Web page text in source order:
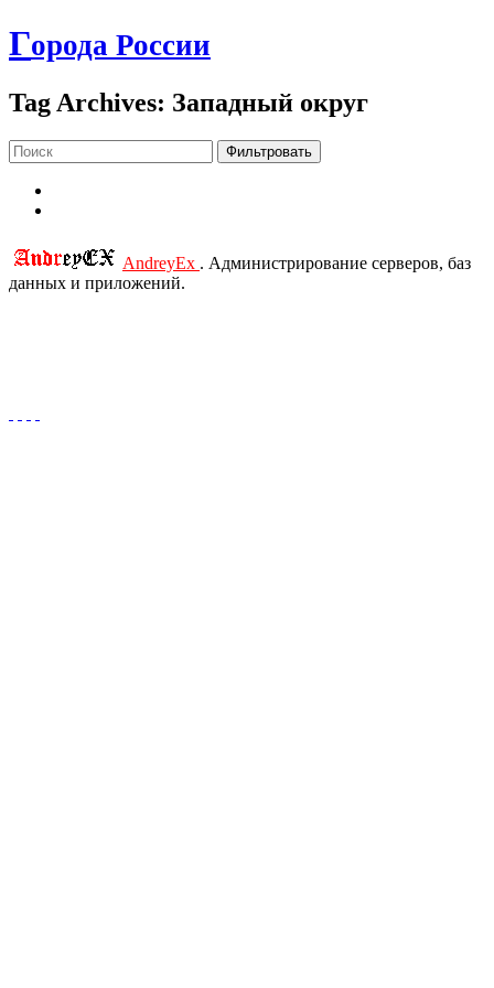
Города России
Tag Archives: Западный округ
Фильтровать
AndreyEx . Администрирование серверов, баз
данных и приложений.